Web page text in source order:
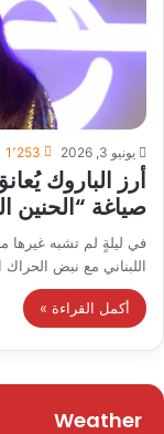
يونيو 3, 2026 1٬253
أرز الباروك
صياغة “الحنين
في ليلةٍ لم تشبه غيرها
اللبناني مع نبض
أكمل القراءة »
Weather